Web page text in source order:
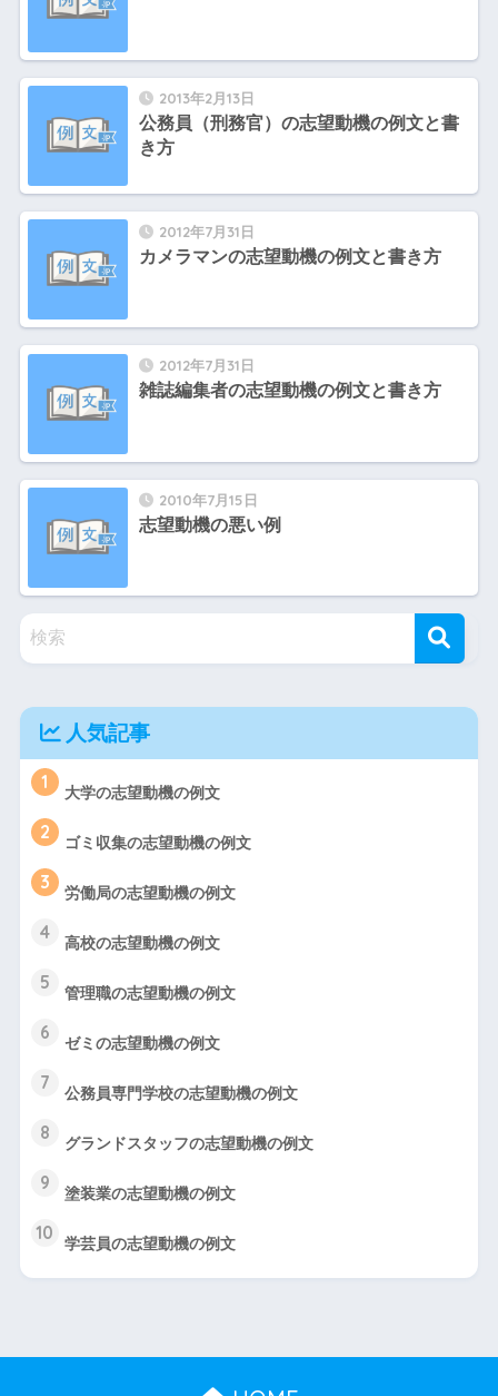
2013年2月13日
公務員（刑務官）の志望動機の例文と書
き方
2012年7月31日
カメラマンの志望動機の例文と書き方
2012年7月31日
雑誌編集者の志望動機の例文と書き方
2010年7月15日
志望動機の悪い例
人気記事
1 大学の志望動機の例文
2 ゴミ収集の志望動機の例文
3 労働局の志望動機の例文
4 高校の志望動機の例文
5 管理職の志望動機の例文
6 ゼミの志望動機の例文
7 公務員専門学校の志望動機の例文
8 グランドスタッフの志望動機の例文
9 塗装業の志望動機の例文
10 学芸員の志望動機の例文